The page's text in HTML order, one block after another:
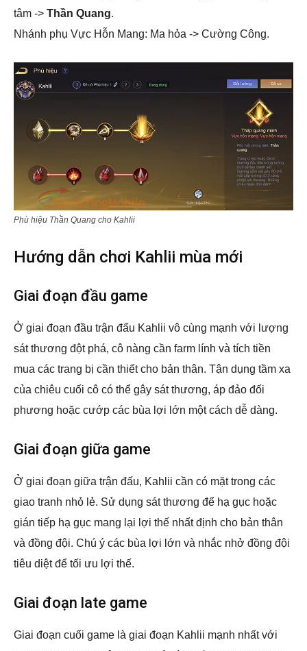
tâm -> Thần Quang.
Nhánh phụ Vực Hỗn Mang: Ma hỏa -> Cường Công.
Phù hiệu Thần Quang cho Kahlii
Hướng dẫn chơi Kahlii mùa mới
Giai đoạn đầu game
Ở giai đoạn đầu trận đấu Kahlii vô cùng mạnh với lượng
sát thương đột phá, cô nàng cần farm lính và tích tiền
mua các trang bị cần thiết cho bản thân. Tận dụng tầm xa
của chiêu cuối cô có thể gây sát thương, áp đảo đối
phương hoặc cướp các bùa lợi lớn một cách dễ dàng.
Giai đoạn giữa game
Ở giai đoạn giữa trận đấu, Kahlii cần có mặt trong các
giao tranh nhỏ lẻ. Sử dụng sát thương để hạ gục hoặc
gián tiếp hạ gục mang lại lợi thế nhất định cho bản thân
và đồng đội. Chú ý các bùa lợi lớn và nhắc nhở đồng đội
tiêu diệt để tối ưu lợi thế.
Giai đoạn late game
Giai đoạn cuối game là giai đoạn Kahlii mạnh nhất với